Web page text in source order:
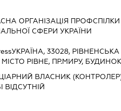
ОРГАНІЗАЦІЯ ПРОФСПІЛКИ
СФЕРИ УКРАЇНИ
УКРАЇНА, 33028,
РІВНЕ, ПР.МИРУ,
ВЛАСНИК